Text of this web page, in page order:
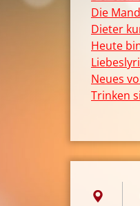
Die
Dieter
Heute
Neues
Trinken